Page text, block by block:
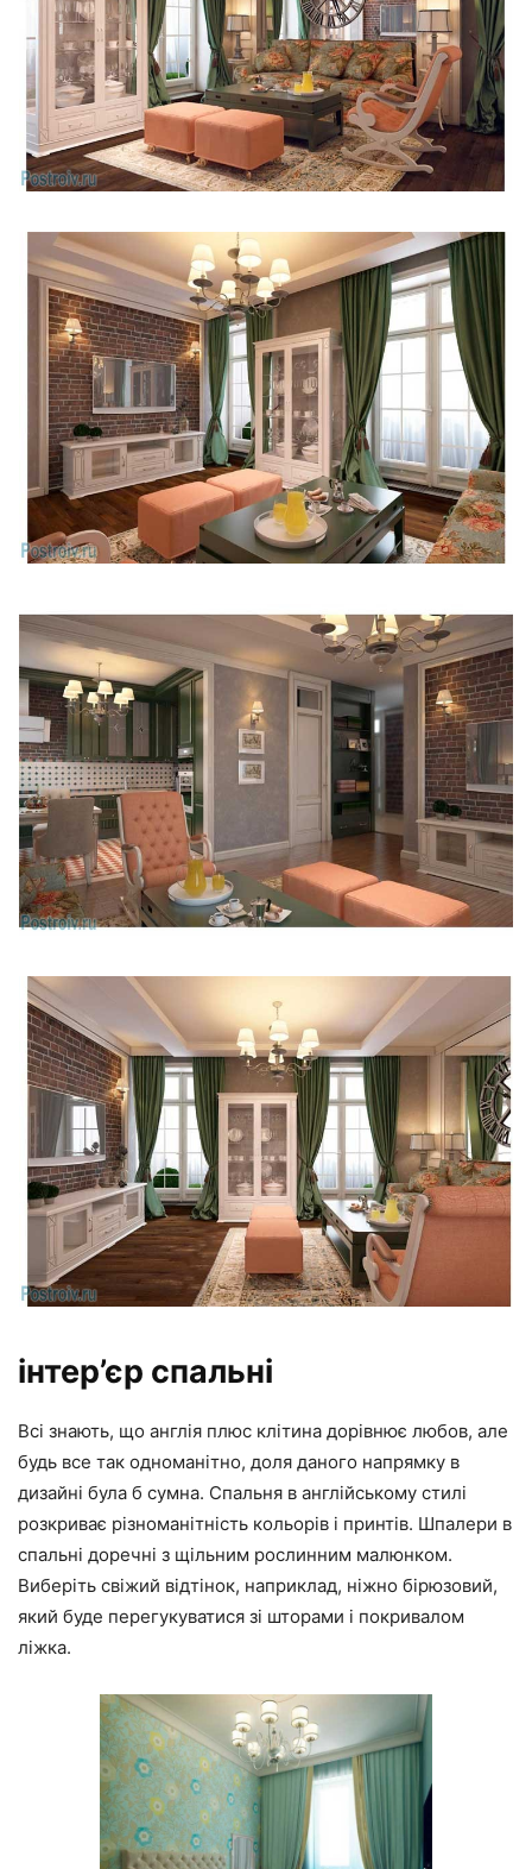
інтер’єр спальні
Всі знають, що англія плюс клітина дорівнює любов, але
будь все так одноманітно, доля даного напрямку в
дизайні була б сумна. Спальня в англійському стилі
розкриває різноманітність кольорів і принтів. Шпалери в
спальні доречні з щільним рослинним малюнком.
Виберіть свіжий відтінок, наприклад, ніжно бірюзовий,
який буде перегукуватися зі шторами і покривалом
ліжка.